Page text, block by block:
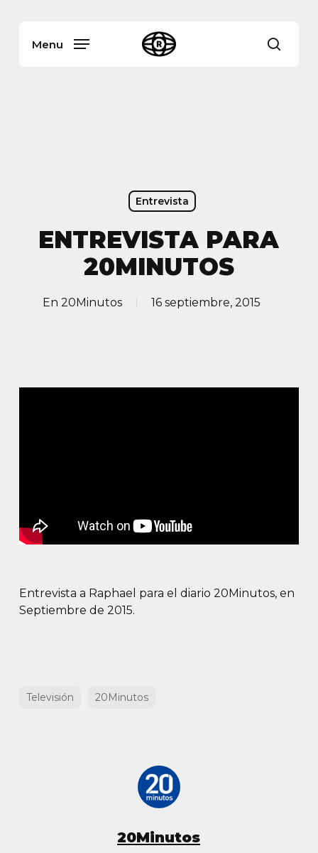
Menu
Entrevista
ENTREVISTA PARA
20MINUTOS
En 20Minutos 16 septiembre, 2015
Entrevista a Raphael para el diario 20Minutos, en
Septiembre de 2015.
Televisión 20Minutos
20Minutos